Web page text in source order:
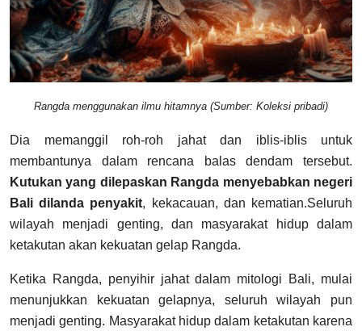
Rangda menggunakan ilmu hitamnya (Sumber: Koleksi pribadi)
Dia memanggil roh-roh jahat dan iblis-iblis untuk
membantunya dalam rencana balas dendam tersebut.
Kutukan yang dilepaskan Rangda menyebabkan negeri
Bali dilanda penyakit, kekacauan, dan kematian.Seluruh
wilayah menjadi genting, dan masyarakat hidup dalam
ketakutan akan kekuatan gelap Rangda.
Ketika Rangda, penyihir jahat dalam mitologi Bali, mulai
menunjukkan kekuatan gelapnya, seluruh wilayah pun
menjadi genting. Masyarakat hidup dalam ketakutan karena